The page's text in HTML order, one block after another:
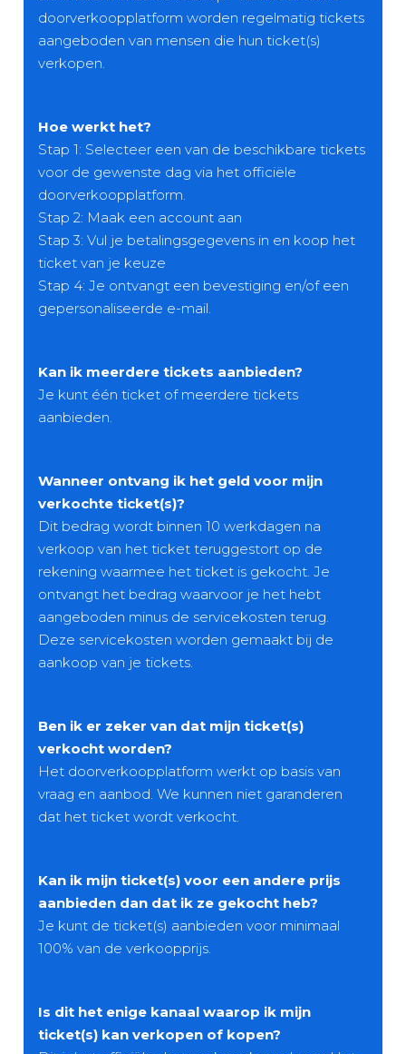
doorverkoopplatform worden regelmatig tickets
aangeboden van mensen die hun ticket(s)
verkopen.
Hoe werkt het?
Stap 1: Selecteer een van de beschikbare tickets
voor de gewenste dag via het officiële
doorverkoopplatform.
Stap 2: Maak een account aan
Stap 3: Vul je betalingsgegevens in en koop het
ticket van je keuze
Stap 4: Je ontvangt een bevestiging en/of een
gepersonaliseerde e-mail.
Kan ik meerdere tickets aanbieden?
Je kunt één ticket of meerdere tickets
aanbieden.
Wanneer ontvang ik het geld voor mijn
verkochte ticket(s)?
Dit bedrag wordt binnen 10 werkdagen na
verkoop van het ticket teruggestort op de
rekening waarmee het ticket is gekocht. Je
ontvangt het bedrag waarvoor je het hebt
aangeboden minus de servicekosten terug.
Deze servicekosten worden gemaakt bij de
aankoop van je tickets.
Ben ik er zeker van dat mijn ticket(s)
verkocht worden?
Het doorverkoopplatform werkt op basis van
vraag en aanbod. We kunnen niet garanderen
dat het ticket wordt verkocht.
Kan ik mijn ticket(s) voor een andere prijs
aanbieden dan dat ik ze gekocht heb?
Je kunt de ticket(s) aanbieden voor minimaal
100% van de verkoopprijs.
Is dit het enige kanaal waarop ik mijn
ticket(s) kan verkopen of kopen?